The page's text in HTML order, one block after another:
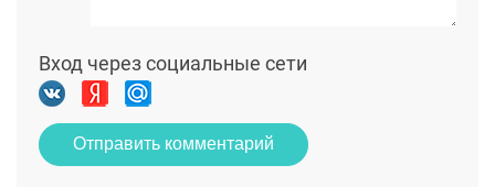
Вход через социальные сети
Отправить комментарий